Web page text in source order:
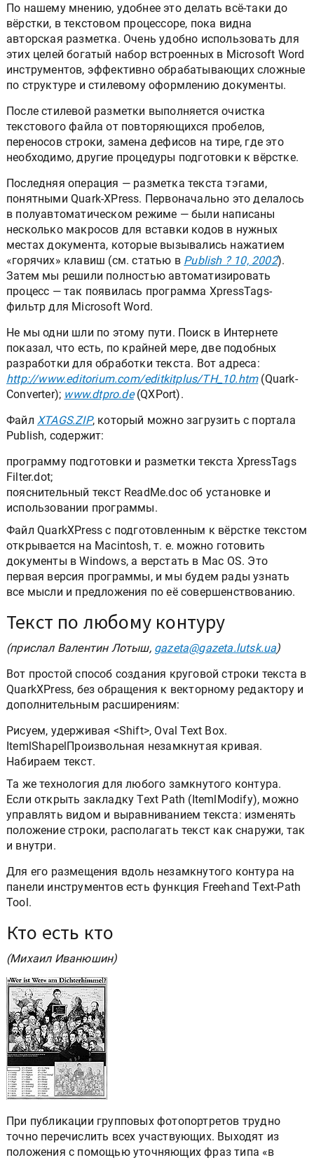
По нашему мнению, удобнее это делать всё-таки до
вёрстки, в текстовом процессоре, пока видна
авторская разметка. Очень удобно использовать для
этих целей богатый набор встроенных в Microsoft Word
инструментов, эффективно обрабатывающих сложные
по структуре и стилевому оформлению документы.
После стилевой разметки выполняется очистка
текстового файла от повторяющихся пробелов,
переносов строки, замена дефисов на тире, где это
необходимо, другие процедуры подготовки к вёрстке.
Последняя операция — разметка текста тэгами,
понятными Quark-XPress. Первоначально это делалось
в полуавтоматическом режиме — были написаны
несколько макросов для вставки кодов в нужных
местах документа, которые вызывались нажатием
«горячих» клавиш (см. статью в Publish ? 10, 2002).
Затем мы решили полностью автоматизировать
процесс — так появилась программа XpressTags-
фильтр для Microsoft Word.
Не мы одни шли по этому пути. Поиск в Интернете
показал, что есть, по крайней мере, две подобных
разработки для обработки текста. Вот адреса:
http://www.editorium.com/editkitplus/TH_10.htm(Quark-
Converter); www.dtpro.de(QXPort).
Файл XTAGS.ZIP, который можно загрузить с портала
Publish, содержит:
программу подготовки и разметки текста XpressTags
Filter.dot;
пояснительный текст ReadMe.doc об установке и
использовании программы.
Файл QuarkXPress с подготовленным к вёрстке текстом
открывается на Macintosh, т. е. можно готовить
документы в Windows, а верстать в Mac OS. Это
первая версия программы, и мы будем рады узнать
все мысли и предложения по её совершенствованию.
Текст по любому контуру
(прислал Валентин Лотыш, gazeta@gazeta.lutsk.ua)
Вот простой способ создания круговой строки текста в
QuarkXPress, без обращения к векторному редактору и
дополнительным расширениям:
Рисуем, удерживая <Shift>, Oval Text Box.
ItemlShapelПроизвольная незамкнутая кривая.
Набираем текст.
Та же технология для любого замкнутого контура.
Если открыть закладку Text Path (ItemlModify), можно
управлять видом и выравниванием текста: изменять
положение строки, располагать текст как снаружи, так
и внутри.
Для его размещения вдоль незамкнутого контура на
панели инструментов есть функция Freehand Text-Path
Tool.
Кто есть кто
(Михаил Иванюшин)
При публикации групповых фотопортретов трудно
точно перечислить всех участвующих. Выходят из
положения с помощью уточняющих фраз типа «в